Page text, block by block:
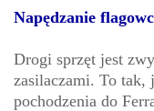
Napędzanie
Drogi sprzęt jest
zasilaczami. To tak,
pochodzenia do